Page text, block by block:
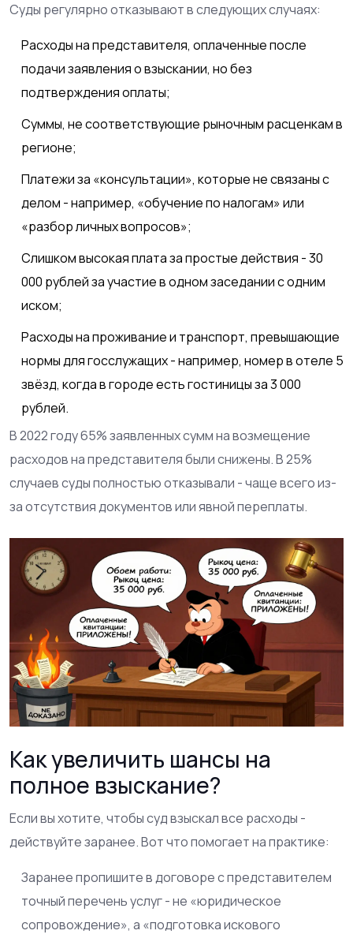
Суды регулярно отказывают в следующих случаях:
Расходы на представителя, оплаченные после
подачи заявления о взыскании, но без
подтверждения оплаты;
Суммы, не соответствующие рыночным расценкам в
регионе;
Платежи за «консультации», которые не связаны с
делом - например, «обучение по налогам» или
«разбор личных вопросов»;
Слишком высокая плата за простые действия - 30
000 рублей за участие в одном заседании с одним
иском;
Расходы на проживание и транспорт, превышающие
нормы для госслужащих - например, номер в отеле 5
звёзд, когда в городе есть гостиницы за 3 000
рублей.
В 2022 году 65% заявленных сумм на возмещение
расходов на представителя были снижены. В 25%
случаев суды полностью отказывали - чаще всего из-
за отсутствия документов или явной переплаты.
Как увеличить шансы на
полное взыскание?
Если вы хотите, чтобы суд взыскал все расходы -
действуйте заранее. Вот что помогает на практике:
Заранее пропишите в договоре с представителем
точный перечень услуг - не «юридическое
сопровождение», а «подготовка искового